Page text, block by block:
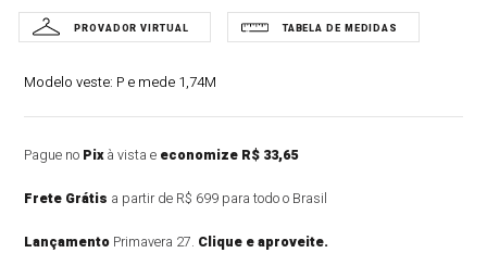
Modelo veste: P e mede 1,74M
Pague no Pixà vista e economize R$ 33,65
Frete Grátis a partir de R$ 699 para todo o Brasil
Lançamento Primavera 27. Clique e aproveite.